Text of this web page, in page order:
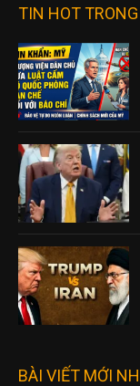
TIN HOT
BÀI VIẾT MỚI